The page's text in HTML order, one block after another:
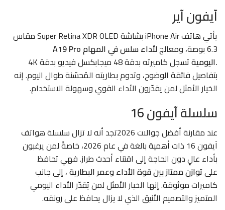
آيفون آير
يأتي هاتفiPhone Air
بشاشة Super Retina XDR OLED مقاس
6.3 بوصة، ومعالج
A19 Pro لأداء سلس في المهام
اليومية.
تسجل كاميرته بدقة 48 ميجابكسل فيديو بدقة 4K
بتفاصيل فائقة الوضوح، وتدوم بطاريته المُحسّنة طوال اليوم. إنه
الخيار الأمثل لمن يقدّرون الأداء القوي وسهولة الاستخدام.
سلسلة آيفون 16
عند مقارنة أفضل جوالات 2026تجد أنه لا تزال سلسلة
هواتف
آيفون 16
ذات أهمية بالغة في عام 2026، خاصةً لمن يرغبون
بأداء عالٍ دون الحاجة إلى اقتناء أحدث طراز. فهي تحافظ
علىتوازن ممتاز بين قوة الأداء وعمر البطارية، إلى جانب
كاميرات موثوقة. إنها الخيار الأمثل لمن يُقدّر الأداء اليومي
المتميز والتصميم الأنيق الذي لا يزال يحافظ على رونقه.